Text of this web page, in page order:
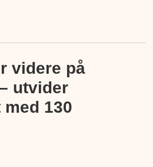
videre på
utvider
130